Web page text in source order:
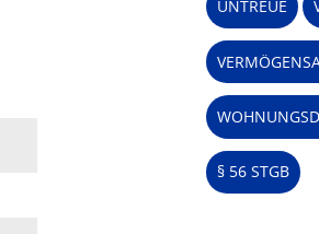
UNTREUE
§ 56 STGB